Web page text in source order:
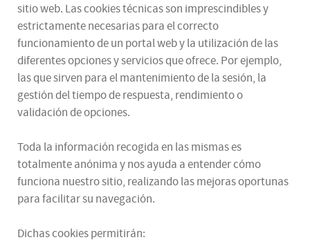
sitio web. Las cookies técnicas son imprescindibles y
estrictamente necesarias para el correcto
funcionamiento de un portal web y la utilización de las
diferentes opciones y servicios que ofrece. Por ejemplo,
las que sirven para el mantenimiento de la sesión, la
gestión del tiempo de respuesta, rendimiento o
validación de opciones.
Toda la información recogida en las mismas es
totalmente anónima y nos ayuda a entender cómo
funciona nuestro sitio, realizando las mejoras oportunas
para facilitar su navegación.
Dichas cookies permitirán: